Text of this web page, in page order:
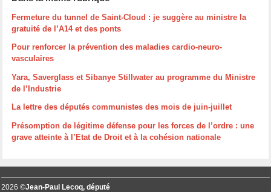
Fermeture du tunnel de Saint-Cloud : je suggère au ministre la
gratuité de l’A14 et des ponts
Pour renforcer la prévention des maladies cardio-neuro-
vasculaires
Yara, Saverglass et Sibanye Stillwater au programme du Ministre
de l’Industrie
La lettre des députés communistes des mois de juin-juillet
Présomption de légitime défense pour les forces de l’ordre : une
grave atteinte à l’Etat de Droit et à la cohésion nationale
2026 ©Jean-Paul Lecoq, député